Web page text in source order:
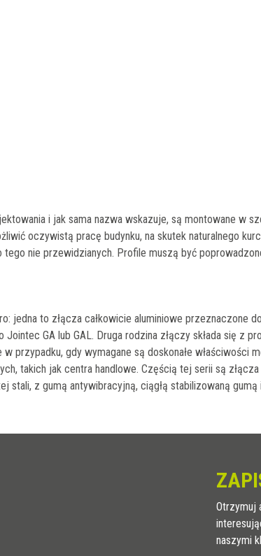
i jak sama nazwa wskazuje, są montowane w
oczywistą pracę budynku, na skutek naturalnego
nie przewidzianych. Profile muszą być
jedna to złącza całkowicie aluminiowe przeznaczone
GA lub GAL. Druga rodzina złączy składa się z
przypadku, gdy wymagane są doskonałe właściwości
takich jak centra handlowe. Częścią tej serii są
z gumą antywibracyjną, ciągłą stabilizowaną gumą
Otrzymuj
naszymi